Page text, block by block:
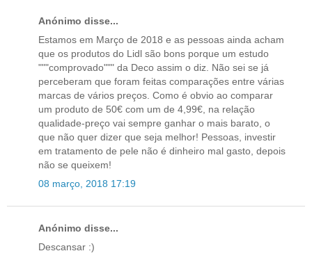
Anónimo disse...
Estamos em Março de 2018 e as pessoas ainda acham
que os produtos do Lidl são bons porque um estudo
"""comprovado""" da Deco assim o diz. Não sei se já
perceberam que foram feitas comparações entre várias
marcas de vários preços. Como é obvio ao comparar
um produto de 50€ com um de 4,99€, na relação
qualidade-preço vai sempre ganhar o mais barato, o
que não quer dizer que seja melhor! Pessoas, investir
em tratamento de pele não é dinheiro mal gasto, depois
não se queixem!
08 março, 2018 17:19
Anónimo disse...
Descansar :)